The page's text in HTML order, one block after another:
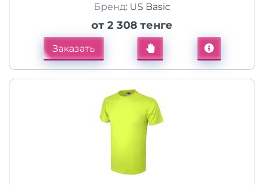
Бренд: US Basic
от 2 308 тенге
Заказать